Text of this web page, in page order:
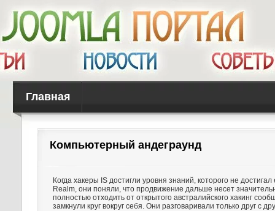
Главная
Компьютерный андеграунд
Когда хакеры IS достигли уровня знаний, которого не
Realm, они поняли, что продвижение дальше несет
полностью отходить от открытого австралийского хакинг
замкнули круг вокруг себя. Они разговаривали только друг с